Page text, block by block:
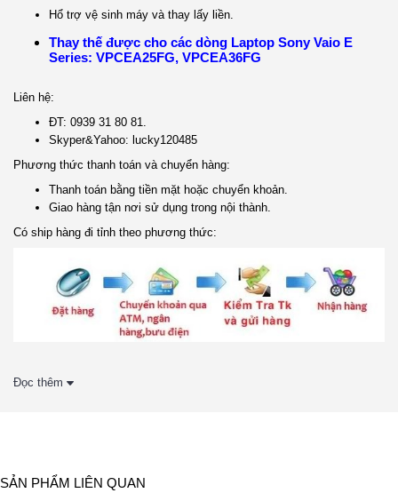
Hổ trợ vệ sinh máy và thay lấy liền.
Thay thế được cho các dòng Laptop Sony Vaio E
Series: VPCEA25FG, VPCEA36FG
Liên hệ:
ĐT: 0939 31 80 81.
Skyper&Yahoo: lucky120485
Phương thức thanh toán và chuyển hàng:
Thanh toán bằng tiền mặt hoặc chuyển khoản.
Giao hàng tận nơi sử dụng trong nội thành.
Có ship hàng đi tỉnh theo phương thức:
Đọc thêm
SẢN PHẨM LIÊN QUAN